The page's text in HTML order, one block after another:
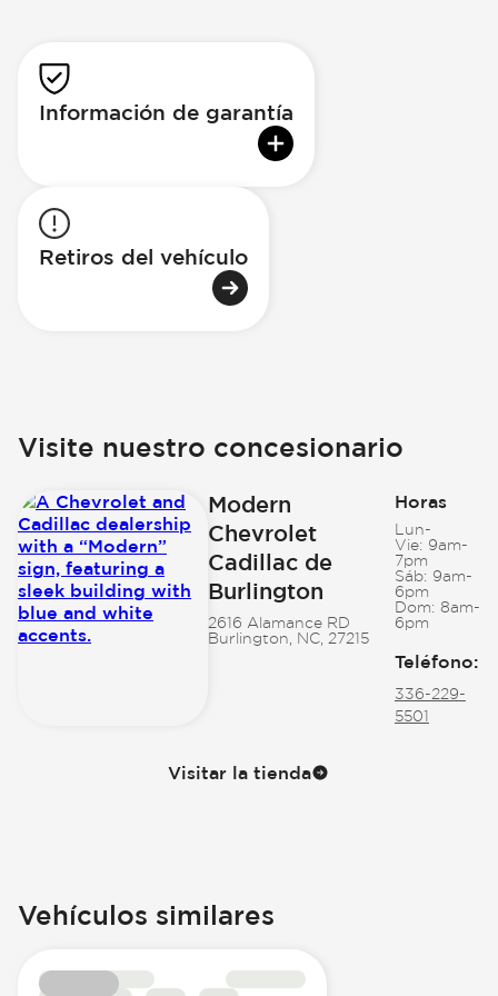
Información de garantía
Retiros del vehículo
Visite nuestro concesionario
Modern
Chevrolet
Cadillac de
Burlington
2616 Alamance RD
Burlington, NC, 27215
Horas
Lun-
Vie: 9am-
7pm
Sáb: 9am-
6pm
Dom: 8am-
6pm
Teléfono:
336-229-
5501
Visitar la tienda
Vehículos similares